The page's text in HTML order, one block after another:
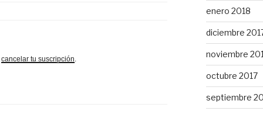
cancelar tu suscripción.
enero 2018
diciembre
noviembre
octubre 2017
septiembre